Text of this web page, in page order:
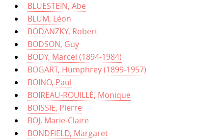
BLUESTEIN, Abe
BLUM, Léon
BODANZKY, Robert
BODSON, Guy
BODY, Marcel (1894-1984)
BOGART, Humphrey (1899-1957)
BOINO, Paul
BOIREAU-ROUILLÉ, Monique
BOISSIE, Pierre
BOJ, Marie-Claire
BONDFIELD, Margaret